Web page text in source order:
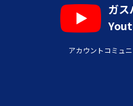
ガス
アカウントコミュ